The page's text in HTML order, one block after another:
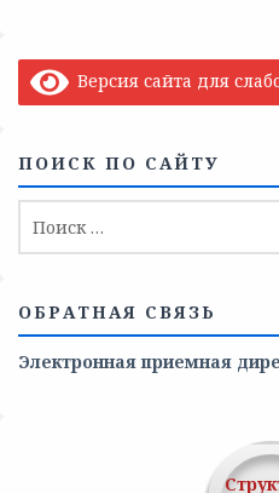
Версия сайта для
ПОИСК ПО САЙТУ
ОБРАТНАЯ СВЯЗЬ
Электронная приемная